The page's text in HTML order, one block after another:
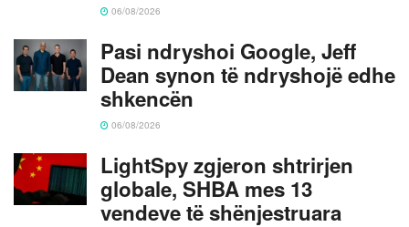
06/08/2026
Pasi ndryshoi Google, Jeff
Dean synon të ndryshojë edhe
shkencën
06/08/2026
LightSpy zgjeron shtrirjen
globale, SHBA mes 13
vendeve të shënjestruara